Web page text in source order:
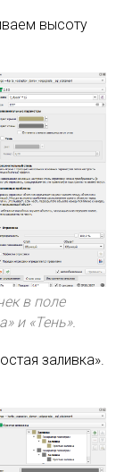
высоту
в поле
и «Тень».
заливка».